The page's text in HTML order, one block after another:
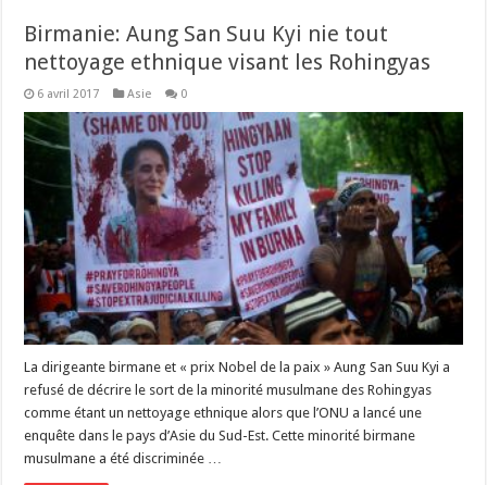
Birmanie: Aung San Suu Kyi nie tout
nettoyage ethnique visant les Rohingyas
6 avril 2017 Asie 0
La dirigeante birmane et « prix Nobel de la paix » Aung San Suu Kyi a
refusé de décrire le sort de la minorité musulmane des Rohingyas
comme étant un nettoyage ethnique alors que l’ONU a lancé une
enquête dans le pays d’Asie du Sud-Est. Cette minorité birmane
musulmane a été discriminée …